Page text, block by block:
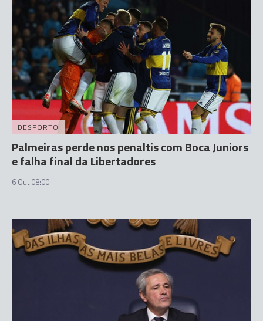
DESPORTO
Palmeiras perde nos penaltis com Boca Juniors
e falha final da Libertadores
6 Out 08:00